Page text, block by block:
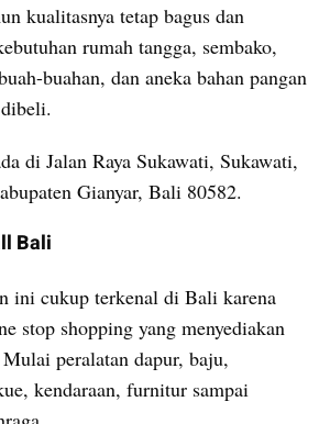
kualitasnya tetap bagus dan
rumah tangga, sembako,
buahan, dan aneka bahan pangan
di Jalan Raya Sukawati, Sukawati,
Gianyar, Bali 80582.
Bali
ini cukup terkenal di Bali karena
stop shopping yang menyediakan
peralatan dapur, baju,
kendaraan, furnitur sampai